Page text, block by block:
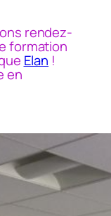
rendez-
formation
Elan !
en